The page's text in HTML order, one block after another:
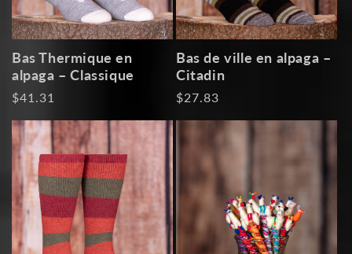
Bas Thermique en
alpaga – Classique
Prix
$41.31
Bas de ville en alpaga –
Citadin
Prix
$27.83